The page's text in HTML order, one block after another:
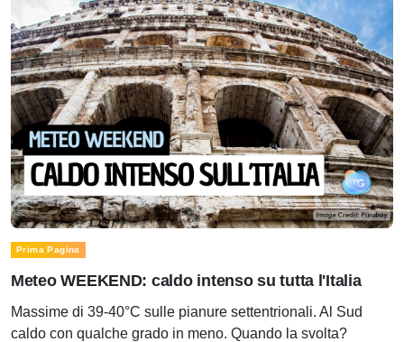
Prima Pagina
Meteo WEEKEND: caldo intenso su tutta l'Italia
Massime di 39-40°C sulle pianure settentrionali. Al Sud
caldo con qualche grado in meno. Quando la svolta?